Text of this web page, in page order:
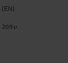
(EN)
208